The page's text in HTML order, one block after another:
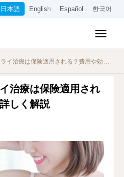
日本語 English Español 한국어
療は保険適用される？費用や効果を詳しく解説
治療は保険適用され
しく解説